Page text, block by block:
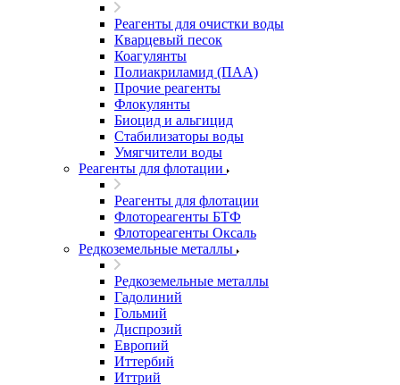
Реагенты для очистки воды
Кварцевый песок
Коагулянты
Полиакриламид (ПАА)
Прочие реагенты
Флокулянты
Биоцид и альгицид
Стабилизаторы воды
Умягчители воды
Реагенты для флотации
Реагенты для флотации
Флотореагенты БТФ
Флотореагенты Оксаль
Редкоземельные металлы
Редкоземельные металлы
Гадолиний
Гольмий
Диспрозий
Европий
Иттербий
Иттрий